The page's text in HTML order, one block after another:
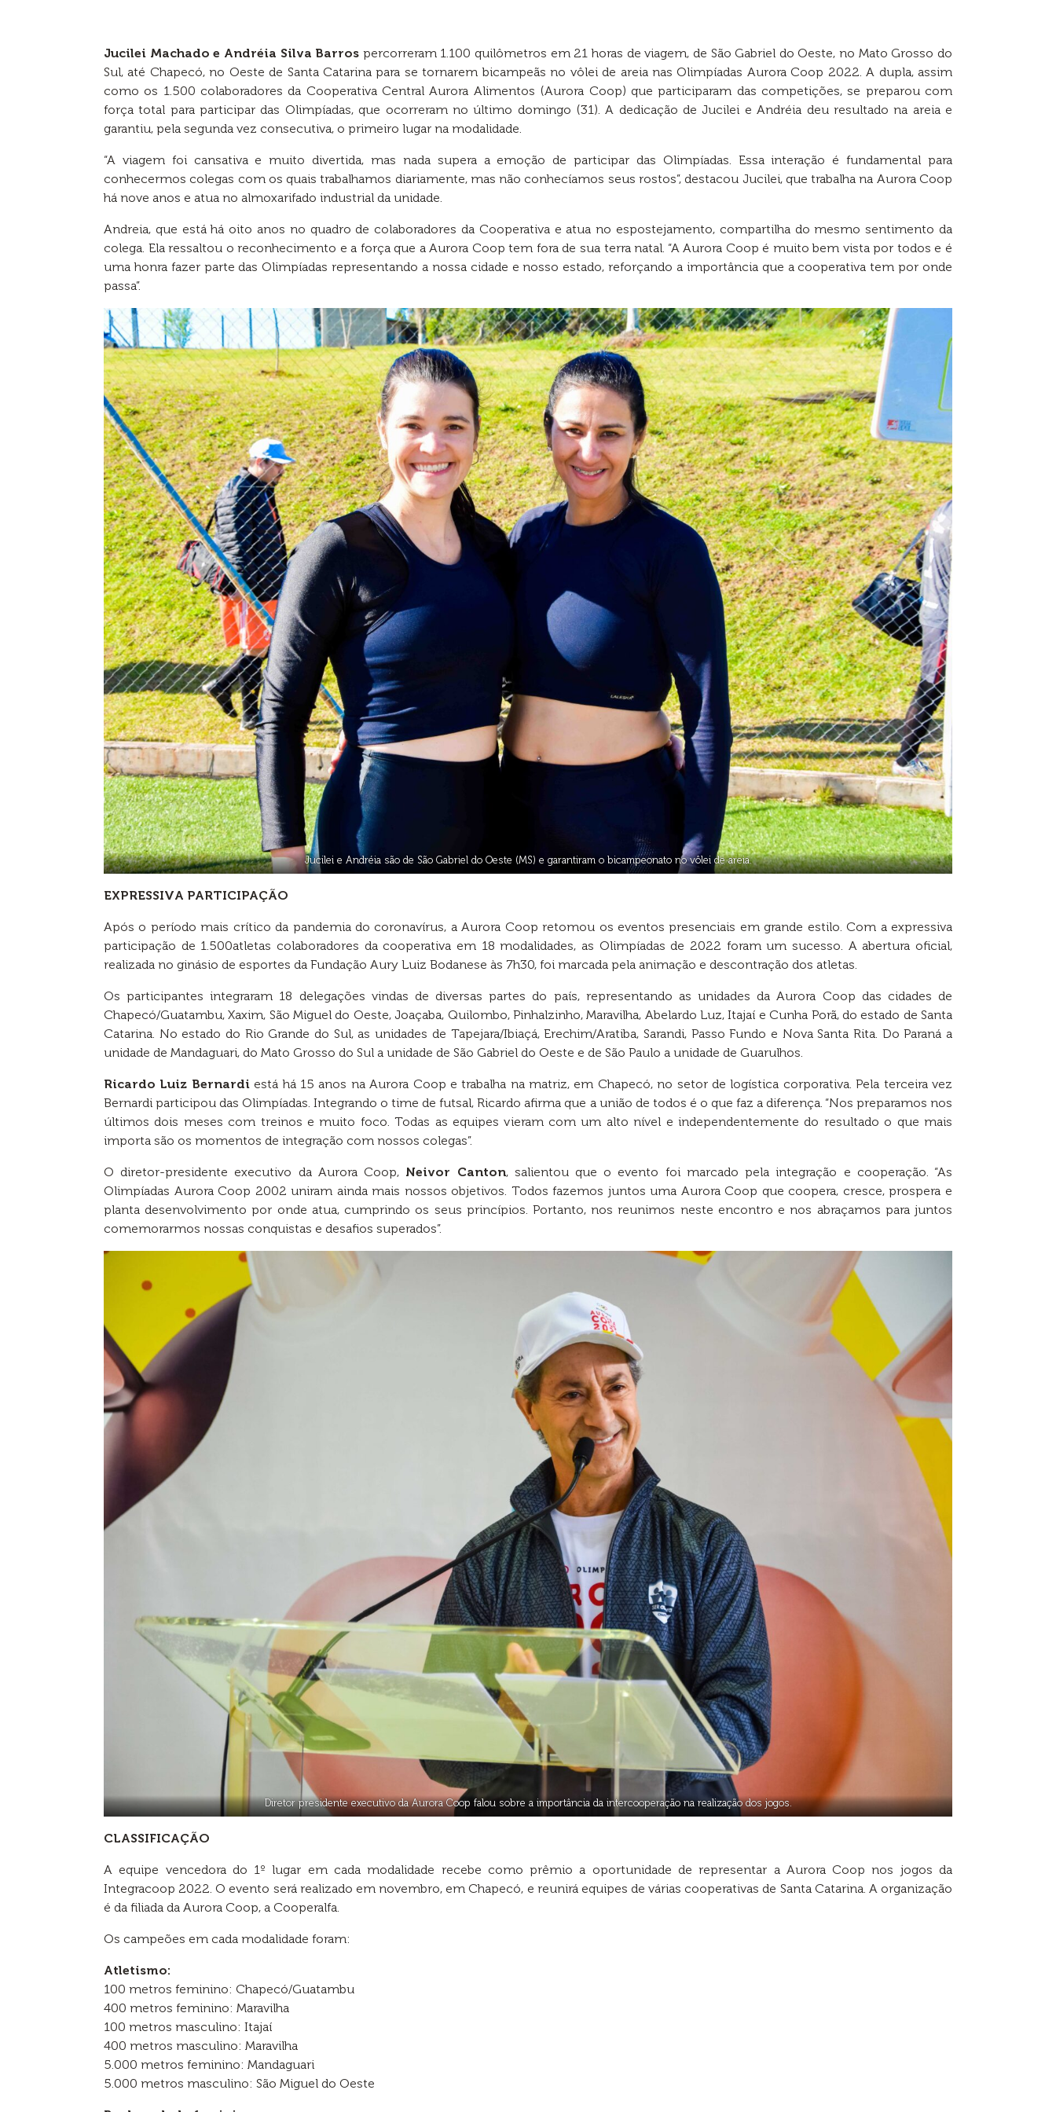
Jucilei Machado e Andréia Silva Barros percorreram 1.100 quilômetros em 21 horas de viagem, de São Gabriel do Oeste, no Mato Grosso do
Sul, até Chapecó, no Oeste de Santa Catarina para se tornarem bicampeãs no vôlei de areia nas Olimpíadas Aurora Coop 2022. A dupla, assim
como os 1.500 colaboradores da Cooperativa Central Aurora Alimentos (Aurora Coop) que participaram das competições, se preparou com
força total para participar das Olimpíadas, que ocorreram no último domingo (31). A dedicação de Jucilei e Andréia deu resultado na areia e
garantiu, pela segunda vez consecutiva, o primeiro lugar na modalidade.
“A viagem foi cansativa e muito divertida, mas nada supera a emoção de participar das Olimpíadas. Essa interação é fundamental para
conhecermos colegas com os quais trabalhamos diariamente, mas não conhecíamos seus rostos”, destacou Jucilei, que trabalha na Aurora Coop
há nove anos e atua no almoxarifado industrial da unidade.
Andreia, que está há oito anos no quadro de colaboradores da Cooperativa e atua no espostejamento, compartilha do mesmo sentimento da
colega. Ela ressaltou o reconhecimento e a força que a Aurora Coop tem fora de sua terra natal. “A Aurora Coop é muito bem vista por todos e é
uma honra fazer parte das Olimpíadas representando a nossa cidade e nosso estado, reforçando a importância que a cooperativa tem por onde
passa”.
Jucilei e Andréia são de São Gabriel do Oeste (MS) e garantiram o bicampeonato no vôlei de areia.
EXPRESSIVA PARTICIPAÇÃO
Após o período mais crítico da pandemia do coronavírus, a Aurora Coop retomou os eventos presenciais em grande estilo. Com a expressiva
participação de 1.500atletas colaboradores da cooperativa em 18 modalidades, as Olimpíadas de 2022 foram um sucesso. A abertura oficial,
realizada no ginásio de esportes da Fundação Aury Luiz Bodanese às 7h30, foi marcada pela animação e descontração dos atletas.
Os participantes integraram 18 delegações vindas de diversas partes do país, representando as unidades da Aurora Coop das cidades de
Chapecó/Guatambu, Xaxim, São Miguel do Oeste, Joaçaba, Quilombo, Pinhalzinho, Maravilha, Abelardo Luz, Itajaí e Cunha Porã, do estado de Santa
Catarina. No estado do Rio Grande do Sul, as unidades de Tapejara/Ibiaçá, Erechim/Aratiba, Sarandi, Passo Fundo e Nova Santa Rita. Do Paraná a
unidade de Mandaguari, do Mato Grosso do Sul a unidade de São Gabriel do Oeste e de São Paulo a unidade de Guarulhos.
Ricardo Luiz Bernardiestá há 15 anos na Aurora Coop e trabalha na matriz, em Chapecó, no setor de logística corporativa. Pela terceira vez
Bernardi participou das Olimpíadas. Integrando o time de futsal, Ricardo afirma que a união de todos é o que faz a diferença. “Nos preparamos nos
últimos dois meses com treinos e muito foco. Todas as equipes vieram com um alto nível e independentemente do resultado o que mais
importa são os momentos de integração com nossos colegas”.
O diretor-presidente executivo da Aurora Coop, Neivor Canton, salientou que o evento foi marcado pela integração e cooperação. “As
Olimpíadas Aurora Coop 2002 uniram ainda mais nossos objetivos. Todos fazemos juntos uma Aurora Coop que coopera, cresce, prospera e
planta desenvolvimento por onde atua, cumprindo os seus princípios. Portanto, nos reunimos neste encontro e nos abraçamos para juntos
comemorarmos nossas conquistas e desafios superados”.
Diretor presidente executivo da Aurora Coop falou sobre a importância da intercooperação na realização dos jogos.
CLASSIFICAÇÃO
A equipe vencedora do 1º lugar em cada modalidade recebe como prêmio a oportunidade de representar a Aurora Coop nos jogos da
Integracoop 2022. O evento será realizado em novembro, em Chapecó, e reunirá equipes de várias cooperativas de Santa Catarina. A organização
é da filiada da Aurora Coop, a Cooperalfa.
Os campeões em cada modalidade foram:
Atletismo:
100 metros feminino: Chapecó/Guatambu
400 metros feminino: Maravilha
100 metros masculino: Itajaí
400 metros masculino: Maravilha
5.000 metros feminino: Mandaguari
5.000 metros masculino: São Miguel do Oeste